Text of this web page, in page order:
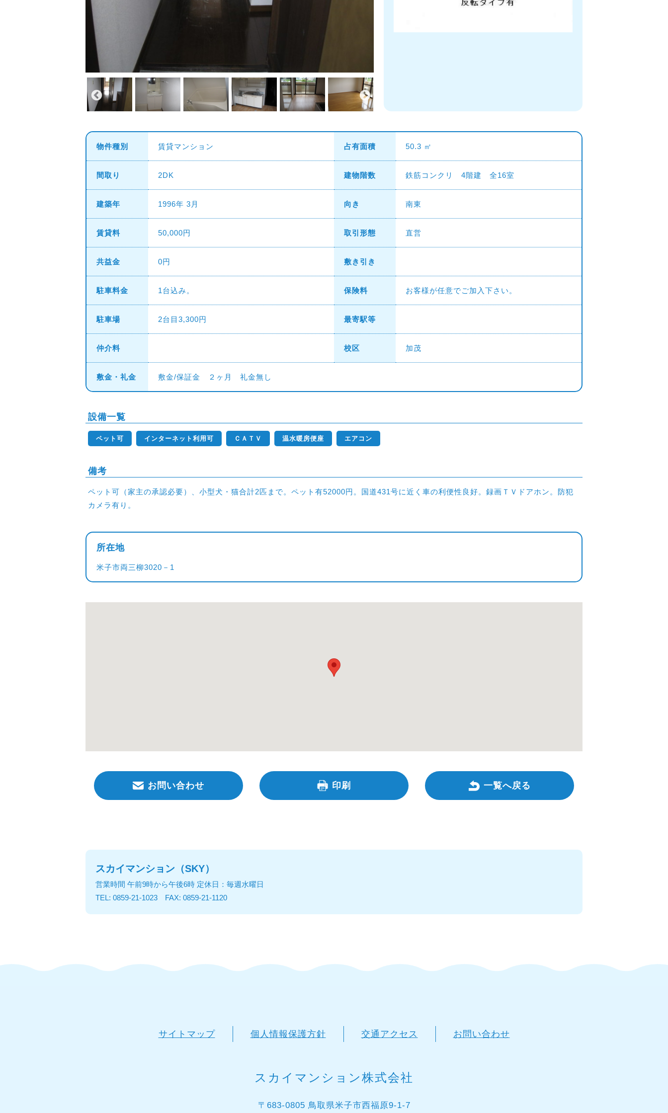
物件種別 賃貸マンション
間取り 2DK
建築年 1996年 3月
賃貸料 50,000円
共益金 0円
駐車料金 1台込み。
駐車場 2台目3,300円
仲介料
敷金・礼金 敷金/保証金 ２ヶ月 礼金無し
占有面積 50.3 ㎡
建物階数 鉄筋コンクリ 4階建 全16室
向き 南東
取引形態 直営
敷き引き
保険料 お客様が任意でご加入下さい。
最寄駅等
校区 加茂
設備一覧
ペット可 インターネット利用可 ＣＡＴＶ 温水暖房便座 エアコン
備考
ペット可（家主の承認必要）、小型犬・猫合計2匹まで。ペット有52000円。国道431号に近く車の利便性良好。録画ＴＶドアホン。防犯
カメラ有り。
所在地
米子市両三柳3020－1
お問い合わせ 印刷 一覧へ戻る
スカイマンション（SKY）
営業時間 午前9時から午後6時 定休日：毎週水曜日
TEL: 0859-21-1023 FAX: 0859-21-1120
サイトマップ 個人情報保護方針 交通アクセス お問い合わせ
スカイマンション株式会社
〒683-0805 鳥取県米子市西福原9-1-7